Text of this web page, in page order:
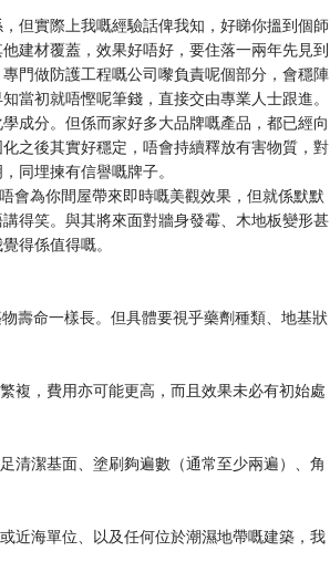
但實際上我嘅經驗話俾我知，好睇你搵到個師
建材覆蓋，效果好唔好，要住落一兩年先見到
門做防護工程嘅公司嚟負責呢個部分，會穩陣
當初就唔慳呢筆錢，直接交由專業人士跟進。
成分。但係而家好多大品牌嘅產品，都已經向
之後其實好穩定，唔會持續釋放有害物質，對
同埋揀有信譽嘅牌子。
會為你間屋帶來即時嘅美觀效果，但就係默默
得笑。與其將來面對牆身發霉、木地板變形甚
得係值得嘅。
壽命一樣長。但具體要視乎藥劑種類、地基狀
複，費用亦可能更高，而且效果未必有初始處
清潔基面、塗刷夠遍數（通常至少兩遍）、角
近海單位、以及任何位於潮濕地帶嘅建築，我